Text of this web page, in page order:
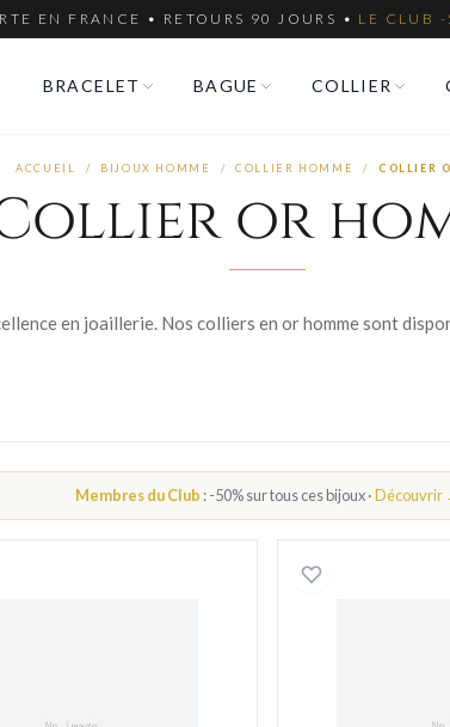
EN FRANCE • RETOURS 90 JOURS • LE CLUB -
BRACELET BAGUE COLLIER
ACCUEIL / BIJOUX HOMME / COLLIER HOMME / COLLIER
or
Membres du Club : -50% sur tous ces bijoux ·Découvrir